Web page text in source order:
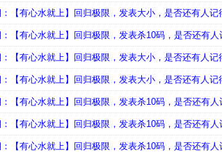
【有心水就上】回归极限，发表大小，是否还有人记
【有心水就上】回归极限，发表杀10码，是否还有人
【有心水就上】回归极限，发表大小，是否还有人记
【有心水就上】回归极限，发表大小，是否还有人记
【有心水就上】回归极限，发表杀10码，是否还有人
【有心水就上】回归极限，发表杀10码，是否还有人
【有心水就上】回归极限，发表杀10码，是否还有人